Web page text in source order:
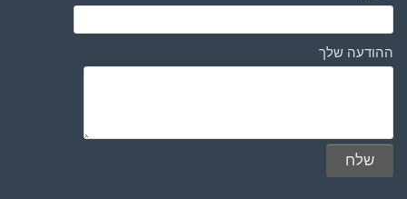
ההודעה שלך